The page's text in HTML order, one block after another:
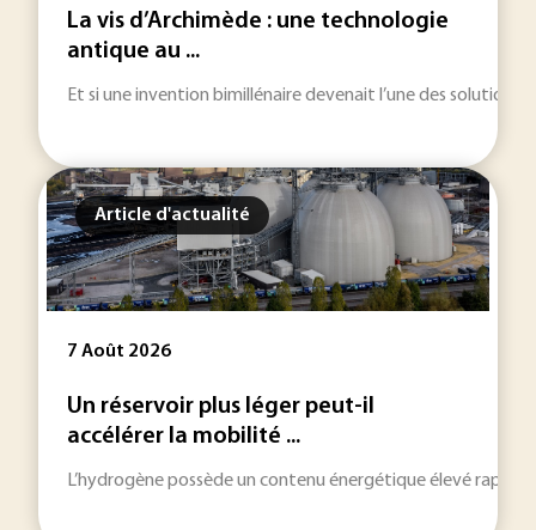
La vis d’Archimède : une technologie
antique au ...
Et si une invention bimillénaire devenait l’une des
Article d'actualité
7 Août 2026
Un réservoir plus léger peut-il
accélérer la mobilité ...
L’hydrogène possède un contenu énergétique élevé